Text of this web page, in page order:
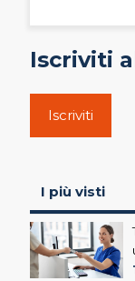
Iscriviti
Iscriviti
I più visti